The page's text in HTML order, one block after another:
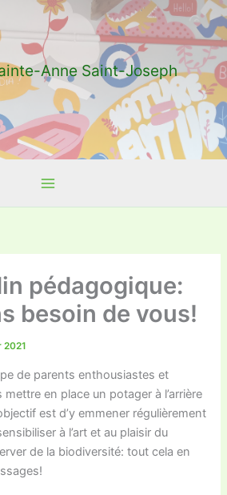
Anne Saint-Joseph
pédagogique:
besoin de vous!
2021
de parents enthousiastes et
en place un potager à l’arrière
est d’y emmener régulièrement
à l’art et au plaisir du
de la biodiversité: tout cela en